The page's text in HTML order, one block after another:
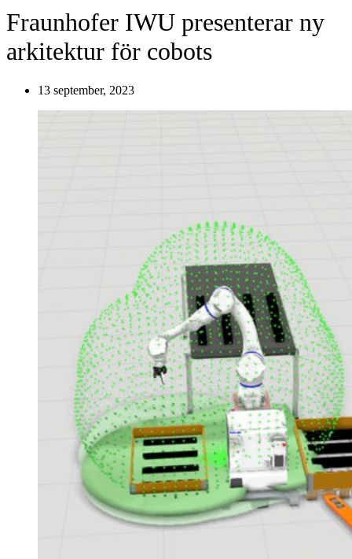
Fraunhofer IWU presenterar ny
arkitektur för cobots
13 september, 2023